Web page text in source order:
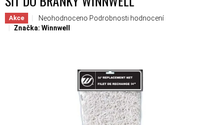
Akce Průměrné hodnocení produktu je 0,0 z 5 hvězdiček.
Neohodnoceno Podrobnosti hodnocení
Značka: Winnwell